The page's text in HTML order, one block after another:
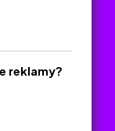
reklamy?